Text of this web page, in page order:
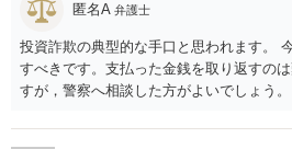
匿名A 弁護士
投資詐欺の典型的な手口と思われます。
すべきです。支払った金銭を取り返すの
すが，警察へ相談した方がよいでしょう。